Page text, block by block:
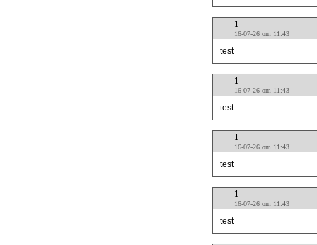
1
16-07-26 om 11:43
test
1
16-07-26 om 11:43
test
1
16-07-26 om 11:43
test
1
16-07-26 om 11:43
test